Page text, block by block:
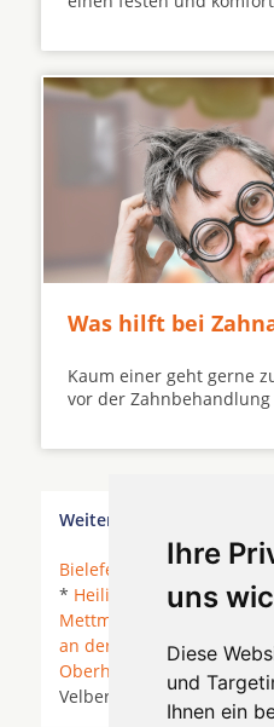
Ihre
uns
Diese
und
Ihnen ein
Was hilft bei
Kaum einer geht gerne
vor der
Weitere Orte in der Nähe
Bielefeld Duisburg *
* Heiligenhaus*Kaarst*
Mettmann
*
an der Ruhr
*
Oberhausen
Ratingen
*
Velbert *
Willich*